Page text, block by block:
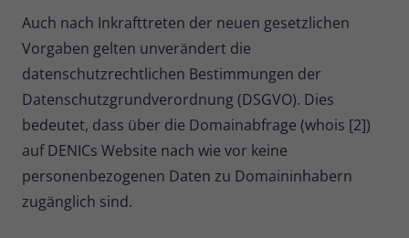
Auch nach Inkrafttreten der neuen gesetzlichen
Vorgaben gelten unverändert die
datenschutzrechtlichen Bestimmungen der
Datenschutzgrundverordnung (DSGVO). Dies
bedeutet, dass über die Domainabfrage (whois [2])
auf DENICs Website nach wie vor keine
personenbezogenen Daten zu Domaininhabern
zugänglich sind.